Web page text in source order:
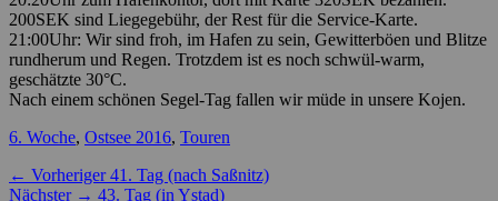
200SEK sind Liegegebühr, der Rest für die Service-Karte.
21:00Uhr: Wir sind froh, im Hafen zu sein, Gewitterböen und Blitze
rundherum und Regen. Trotzdem ist es noch schwül-warm,
geschätzte 30°C.
Nach einem schönen Segel-Tag fallen wir müde in unsere Kojen.
Kategorien
6. Woche, Ostsee 2016, Touren
Beitragsnavigation
← Vorheriger Vorheriger
Beitrag:
41. Tag (nach Saßnitz)
Nächster → Nächster
43. Tag (in Ystad)